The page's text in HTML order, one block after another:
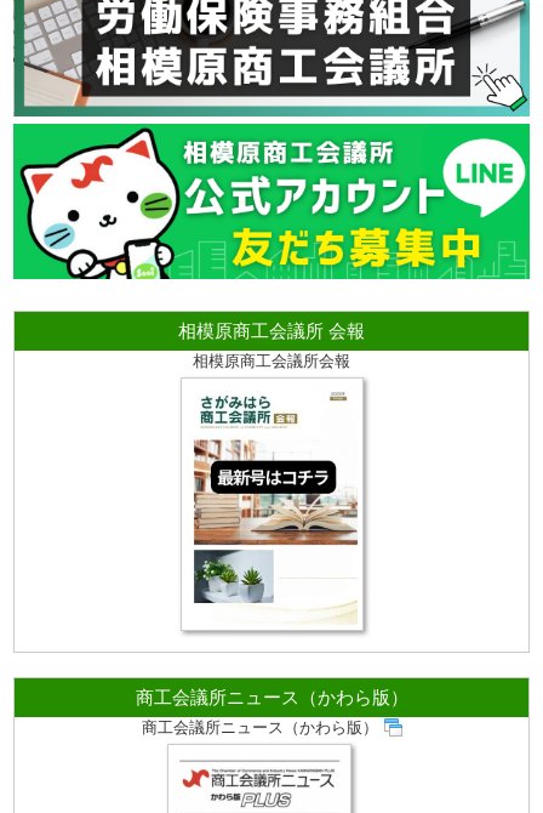
相模原商工会議所 会報
相模原商工会議所会報
商工会議所ニュース（かわら版）
商工会議所ニュース（かわら版）